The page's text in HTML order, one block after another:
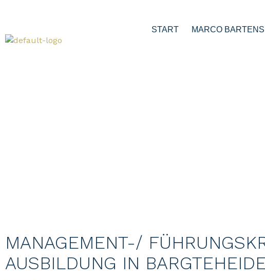
START MARCO BARTENS
MANAGEMENT-/
AUSBILDUNG IN